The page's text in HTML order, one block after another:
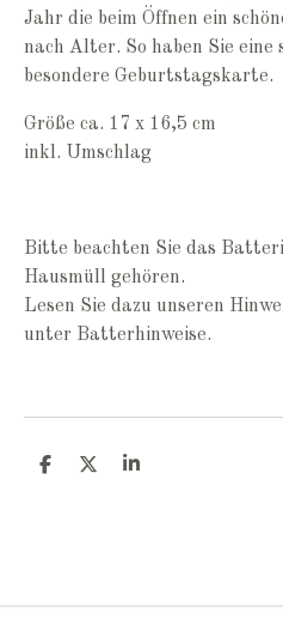
Jahr die beim Öffnen ein
nach Alter. So haben Sie eine
besondere Geburtstagskarte.
Größe ca. 17 x 16,5 cm
inkl. Umschlag
Bitte beachten Sie das
Hausmüll gehören.
Lesen Sie dazu unseren
unter Batterhinweise.
T
T
T